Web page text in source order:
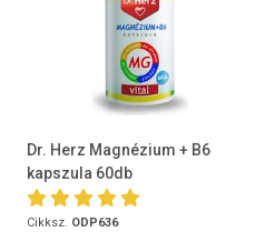
Dr. Herz Magnézium + B6
kapszula 60db
Cikksz. ODP636